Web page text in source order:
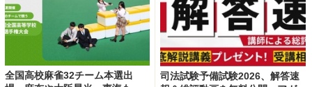
全国高校麻雀32チーム本選出
司法試験予備試験2026、解答速